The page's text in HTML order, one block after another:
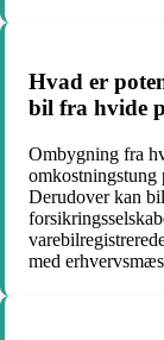
Hvad er
bil fra hvide
Ombygning fra
omkostningstung
Derudover kan
med